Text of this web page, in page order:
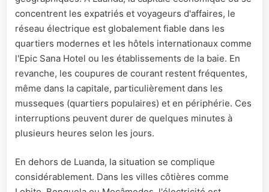
concentrent les expatriés et voyageurs d'affaires, le
réseau électrique est globalement fiable dans les
quartiers modernes et les hôtels internationaux comme
l'Epic Sana Hotel ou les établissements de la baie. En
revanche, les coupures de courant restent fréquentes,
même dans la capitale, particulièrement dans les
musseques (quartiers populaires) et en périphérie. Ces
interruptions peuvent durer de quelques minutes à
plusieurs heures selon les jours.
En dehors de Luanda, la situation se complique
considérablement. Dans les villes côtières comme